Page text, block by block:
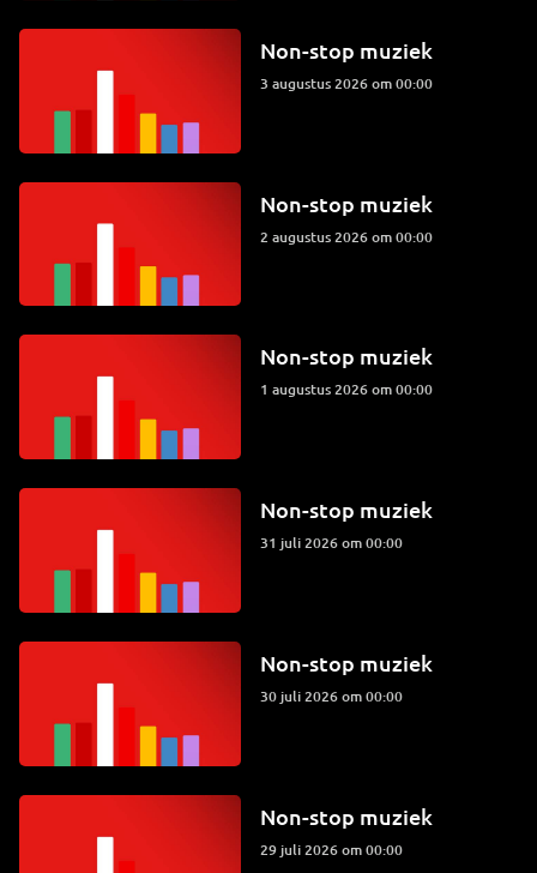
Non-stop muziek
3 augustus 2026 om 00:00
Non-stop muziek
2 augustus 2026 om 00:00
Non-stop muziek
1 augustus 2026 om 00:00
Non-stop muziek
31 juli 2026 om 00:00
Non-stop muziek
30 juli 2026 om 00:00
Non-stop muziek
29 juli 2026 om 00:00